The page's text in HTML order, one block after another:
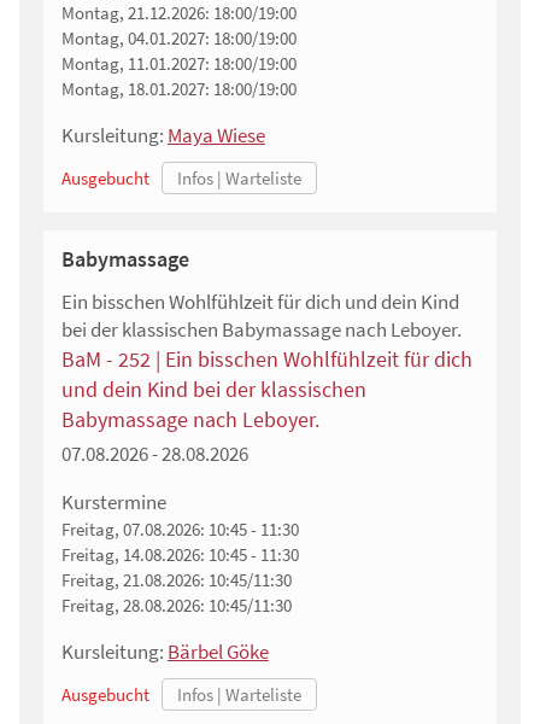
Montag, 21.12.2026: 18:00/19:00
Montag, 04.01.2027: 18:00/19:00
Montag, 11.01.2027: 18:00/19:00
Montag, 18.01.2027: 18:00/19:00
Kursleitung: Maya Wiese
Ausgebucht
Babymassage
Ein bisschen Wohlfühlzeit für dich und dein Kind
bei der klassischen Babymassage nach Leboyer.
BaM - 252 | Ein bisschen Wohlfühlzeit für dich
und dein Kind bei der klassischen
Babymassage nach Leboyer.
07.08.2026 - 28.08.2026
Kurstermine
Freitag, 07.08.2026: 10:45 - 11:30
Freitag, 14.08.2026: 10:45 - 11:30
Freitag, 21.08.2026: 10:45/11:30
Freitag, 28.08.2026: 10:45/11:30
Kursleitung: Bärbel Göke
Ausgebucht